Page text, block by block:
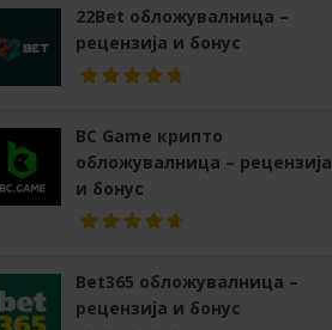
22Bet обложувалница –
рецензија и бонус
BC Game крипто
обложувалница – рецензија
и бонус
Bet365 обложувалница –
рецензија и бонус